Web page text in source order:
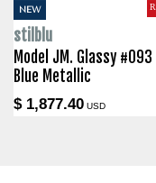
NEW
stilblu
Model JM. Glassy
Blue Metallic
$ 1,877.40 USD